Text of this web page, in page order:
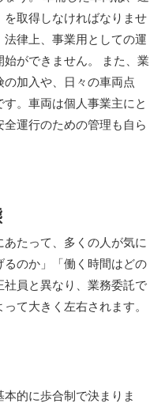
取得しなければなりませ
律上、事業用としての運
ができません。 また、業
加入や、日々の車両点
。車両は個人事業主にと
運行のための管理も自ら
たって、多くの人が気に
のか」「働く時間はどの
員と異なり、業務委託で
て大きく左右されます。
的に歩合制で決まりま